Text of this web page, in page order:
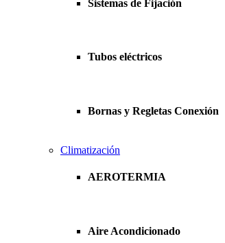
Sistemas de Fijación
Tubos eléctricos
Bornas y Regletas Conexión
Climatización
AEROTERMIA
Aire Acondicionado